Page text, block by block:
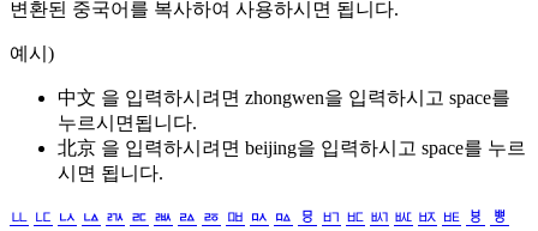
변환된 중국어를 복사하여 사용하시면 됩니다.
예시)
中文 을 입력하시려면 zhongwen을 입력하시고 space를
누르시면됩니다.
北京 을 입력하시려면 beijing을 입력하시고 space를 누르
시면 됩니다.
ㅥ ㅦ ㅧ ㅨ ㅩ ㅪ ㅫ ㅬ ㅭ ㅮ ㅯ ㅰ ㅱ ㅲ ㅳ ㅴ ㅵ ㅶ ㅷ ㅸ
ㅹ